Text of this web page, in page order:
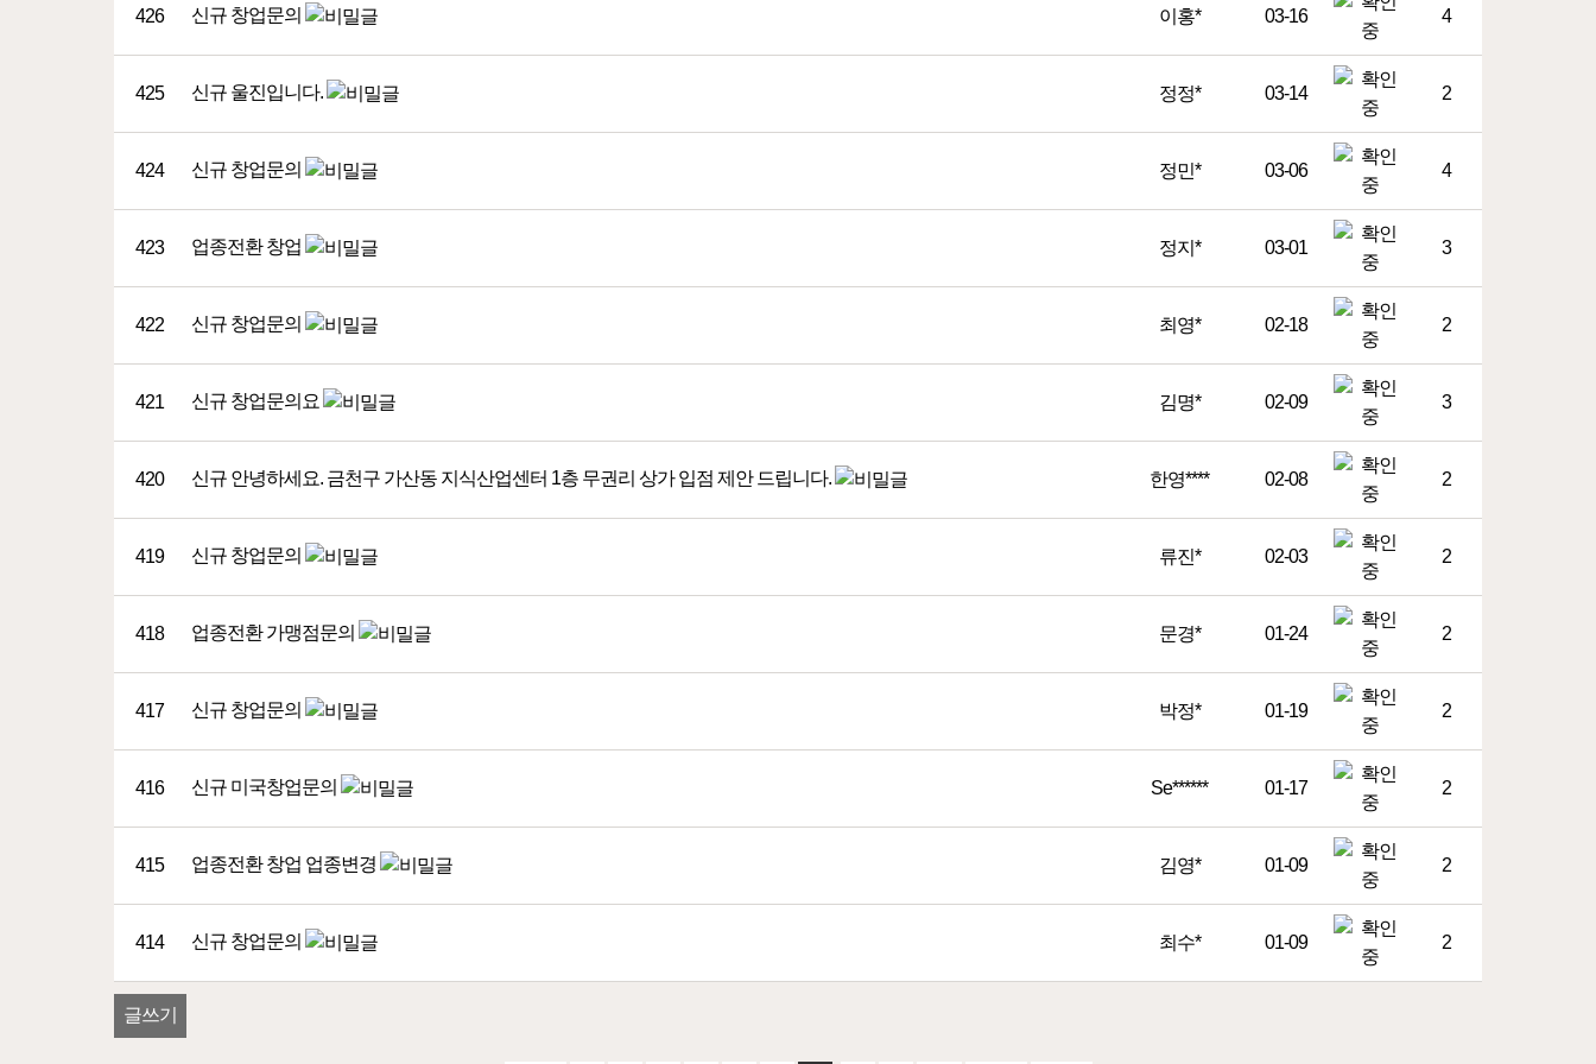
426 신규 창업문의 이홍* 03-16 4
425 신규 울진입니다. 정정* 03-14 2
424 신규 창업문의 정민* 03-06 4
423 업종전환 창업 정지* 03-01 3
422 신규 창업문의 최영* 02-18 2
421 신규 창업문의요 김명* 02-09 3
420 신규 안녕하세요. 금천구 가산동 지식산업센터 1층 무권리 상가 입점 제안 드립니다. 한영**** 02-08 2
419 신규 창업문의 류진* 02-03 2
418 업종전환 가맹점문의 문경* 01-24 2
417 신규 창업문의 박정* 01-19 2
416 신규 미국창업문의 Se****** 01-17 2
415 업종전환 창업 업종변경 김영* 01-09 2
414 신규 창업문의 최수* 01-09 2
글쓰기